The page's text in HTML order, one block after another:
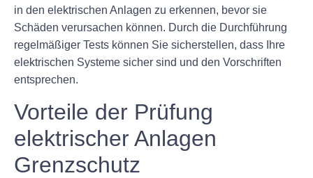
in den elektrischen Anlagen zu erkennen, bevor sie
Schäden verursachen können. Durch die Durchführung
regelmäßiger Tests können Sie sicherstellen, dass Ihre
elektrischen Systeme sicher sind und den Vorschriften
entsprechen.
Vorteile der Prüfung
elektrischer Anlagen
Grenzschutz